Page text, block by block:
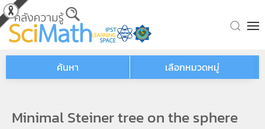
Skip to main content
ค้นหา เลือกหมวดหมู่
Minimal Steiner tree on the sphere